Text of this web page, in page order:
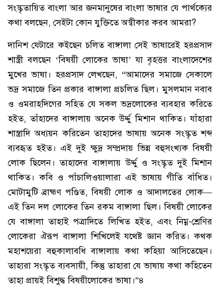
সংস্কৃতায়িত বাংলা আর জনমানুষের বাংলা ভাষার যে পার্থক্যের
কথা বলছেন, সেইটা কোন যুক্তিতে অস্বীকার করব আমরা?
দানিশ যেটারে কইছেন চলিত বাঙ্গালা সেই ভাষারেই হরপ্রসাদ
শাস্ত্রী বলছেন ‘বিষয়ী লোকের ভাষা’ যা বৃহত্তর বাংলাদেশের
মুখের ভাষা। হরপ্রসাদ লেখছেন, “আমাদের সমাজে সেকালে
ভদ্র সমাজে তিন প্রকার বাঙ্গালা প্রচলিত ছিল। মুসলমান নবাব
ও ওমরাহদিগের সহিত যে সকল ভদ্রলোকের ব্যবহার করিতে
হইত, তাঁহাদের বাঙ্গালায় অনেক উর্দ্দু মিশান থাকিত। যাঁহারা
শাস্ত্রাদি অধ্যয়ন করিতেন তাহাদের ভাষায় অনেক সংস্কৃত শব্দ
ব্যবহৃত হইত। এই দুই ক্ষুদ্র সম্প্রদায় ভিন্ন বহুসংখ্যক বিষয়ী
লোক ছিলেন। তাহাদের বাঙ্গালায় উর্দ্দু ও সংস্কৃত দুই মিশান
থাকিত। কবি ও পাঁচালিওয়ালারা এই ভাষায় গীতি বাঁধিত।
মোটামুটি ব্রাহ্মণ পণ্ডিত, বিষয়ী লোক ও আদালতের লোক—
এই তিন দল লোকের তিন রকম বাঙ্গালা ছিল। বিষয়ী লোকের
যে বাঙ্গালা তাহাই পত্রাদিতে লিখিত হইত, এবং নিম্ন-শ্রেণির
লোকেরা ঐরূপ বাঙ্গালা শিখিলেই যথেষ্ট জ্ঞান করিত। কথক
মহাশয়েরা বহুকালাবধি বাঙ্গালায় কথা কহিয়া আসিতেছেন।
তাহারা সংস্কৃত ব্যবসায়ী, কিন্তু তাহারা যে ভাষায় কথা কহিতেন
তাহা প্রায়ই বিশুদ্ধ বিষয়ীলোকের ভাষা।”৪